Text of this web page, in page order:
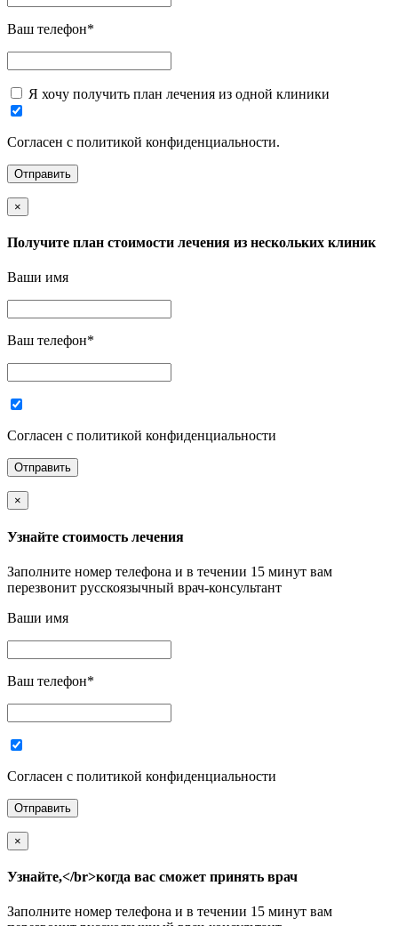
Ваш телефон*
Я хочу получить план лечения из одной клиники
Согласен с политикой конфиденциальности.
×
Получите план стоимости лечения из нескольких клиник
Ваши имя
Ваш телефон*
Согласен с политикой конфиденциальности
×
Узнайте стоимость лечения
Заполните номер телефона и в течении 15 минут вам
перезвонит русскоязычный врач-консультант
Ваши имя
Ваш телефон*
Согласен с политикой конфиденциальности
×
Узнайте,</br>когда вас сможет принять врач
Заполните номер телефона и в течении 15 минут вам